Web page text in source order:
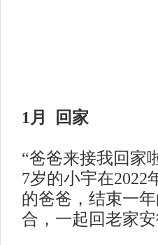
1月 回家
“爸爸来接我回家
7岁的小宇在2022
的爸爸，结束一
合，一起回老家安